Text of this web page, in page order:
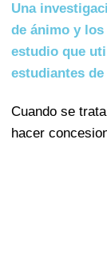
Una
de ánimo y
estudio que
estudiantes
Cuando se
hacer